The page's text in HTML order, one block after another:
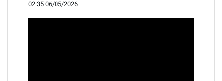
02:35 06/05/2026